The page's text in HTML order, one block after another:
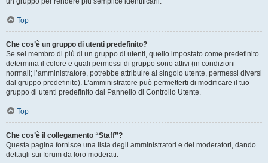
Top
Che cos’è un gruppo di utenti predefinito?
Se sei membro di più di un gruppo di utenti, quello impostato come predefinito
determina il colore e quali permessi di gruppo sono attivi (in condizioni
normali; l’amministratore, potrebbe attribuire al singolo utente, permessi diversi
dal gruppo predefinito). L’amministratore può permetterti di modificare il tuo
gruppo di utenti predefinito dal Pannello di Controllo Utente.
Top
Che cos’è il collegamento “Staff”?
Questa pagina fornisce una lista degli amministratori e dei moderatori, dando
dettagli sui forum da loro moderati.